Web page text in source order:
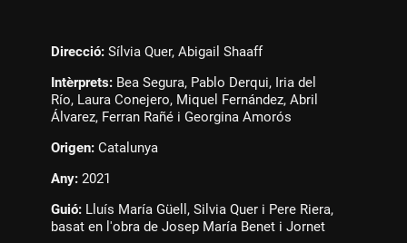
Direcció: Sílvia Quer, Abigail Shaaff
Intèrprets: Bea Segura, Pablo Derqui, Iria del
Río, Laura Conejero, Miquel Fernández, Abril
Álvarez, Ferran Rañé i Georgina Amorós
Origen: Catalunya
Any: 2021
Guió: Lluís María Güell, Silvia Quer i Pere Riera,
basat en l'obra de Josep María Benet i Jornet